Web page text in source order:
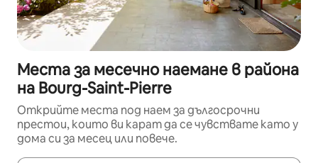
Места за месечно наемане в района
на Bourg-Saint-Pierre
Открийте места под наем за дългосрочни
престои, които ви карат да се чувствате като у
дома си за месец или повече.